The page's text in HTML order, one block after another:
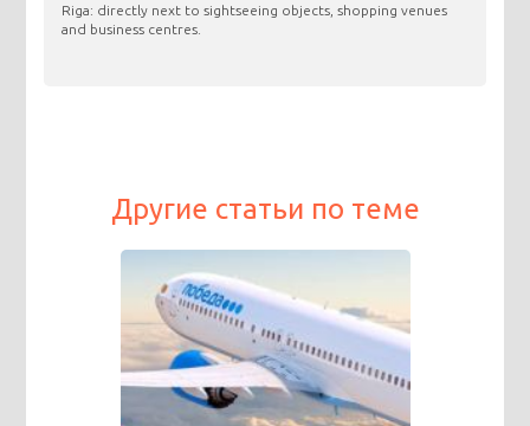
Riga: directly next to sightseeing objects, shopping venues
and business centres.
Другие статьи по теме